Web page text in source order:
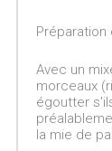
Préparation
Avec un
morceaux
égoutter
la mie de